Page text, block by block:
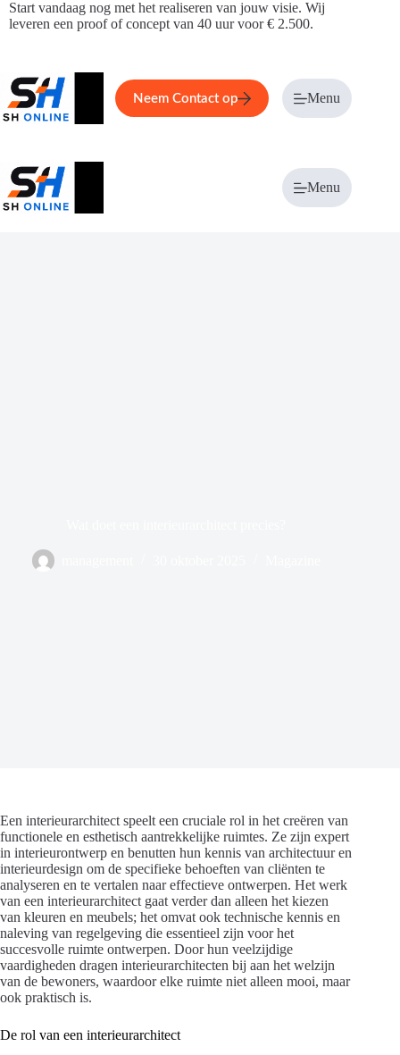
Ga
naar
Start vandaag nog met het realiseren van jouw visie. Wij
leveren een proof of concept van 40 uur voor € 2.500.
Home Service Over ons
Neem Contact op Menu
Menu
Een interieurarchitect speelt een cruciale rol in het creëren van
functionele en esthetisch aantrekkelijke ruimtes. Ze zijn expert
in interieurontwerp en benutten hun kennis van architectuur en
interieurdesign om de specifieke behoeften van cliënten te
analyseren en te vertalen naar effectieve ontwerpen. Het werk
van een interieurarchitect gaat verder dan alleen het kiezen
van kleuren en meubels; het omvat ook technische kennis en
naleving van regelgeving die essentieel zijn voor het
succesvolle ruimte ontwerpen. Door hun veelzijdige
vaardigheden dragen interieurarchitecten bij aan het welzijn
van de bewoners, waardoor elke ruimte niet alleen mooi, maar
ook praktisch is.
De rol van een interieurarchitect